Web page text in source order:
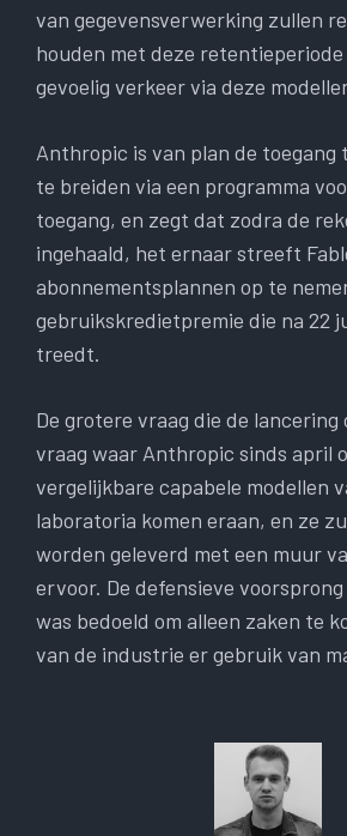
van gegevensverwerking zullen
houden met deze
gevoelig verkeer via deze
Anthropic is van plan de toegang
te breiden via een programma
toegang, en zegt dat zodra de
ingehaald, het ernaar streeft
abonnementsplannen op te
gebruikskredietpremie die na 22
treedt.
De grotere vraag die de lancering
vraag waar Anthropic sinds april
vergelijkbare capabele modellen
laboratoria komen eraan, en ze
worden geleverd met een muur
ervoor. De defensieve voorsprong
was bedoeld om alleen zaken te
van de industrie er gebruik van